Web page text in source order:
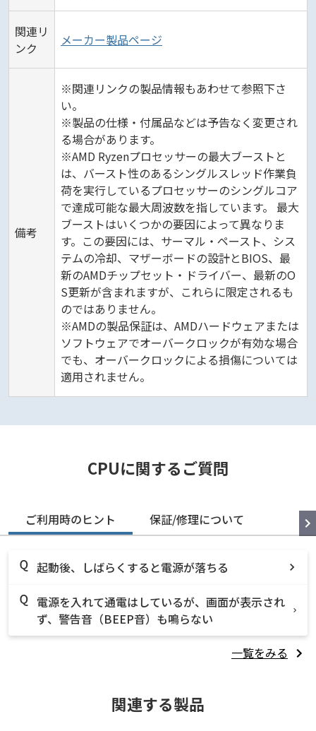
関連リ
ンク
メーカー製品ページ
備考
※関連リンクの製品情報もあわせて参照下さ
い。
※製品の仕様・付属品などは予告なく変更され
る場合があります。
※AMD Ryzenプロセッサーの最大ブーストと
は、バースト性のあるシングルスレッド作業負
荷を実行しているプロセッサーのシングルコア
で達成可能な最大周波数を指しています。 最大
ブーストはいくつかの要因によって異なりま
す。この要因には、サーマル・ペースト、シス
テムの冷却、マザーボードの設計とBIOS、最
新のAMDチップセット・ドライバー、最新のO
S更新が含まれますが、これらに限定されるも
のではありません。
※AMDの製品保証は、AMDハードウェアまたは
ソフトウェアでオーバークロックが有効な場合
でも、オーバークロックによる損傷については
適用されません。
CPUに関するご質問
ご利用時のヒント 保証/修理について
起動後、しばらくすると電源が落ちる
電源を入れて通電はしているが、画面が表示され
ず、警告音（BEEP音）も鳴らない
一覧をみる
関連する製品